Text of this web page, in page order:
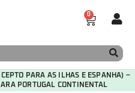
0
PARA AS ILHAS E ESPANHA) –
PORTUGAL CONTINENTAL